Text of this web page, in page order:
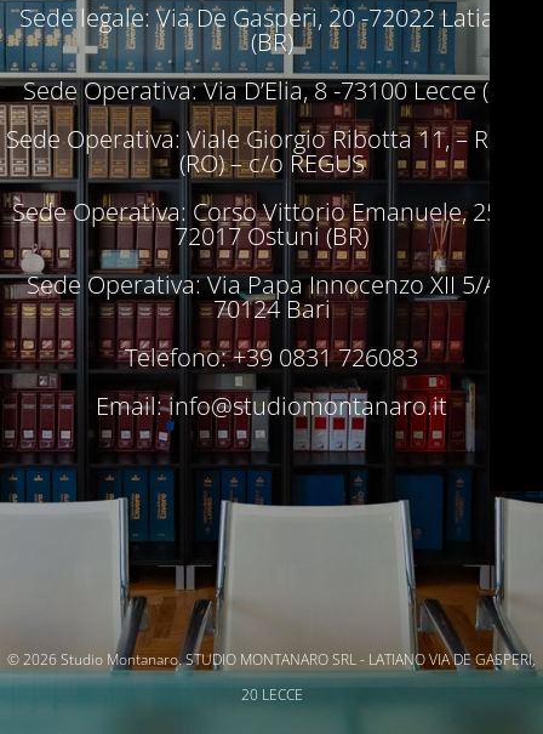
Sede legale: Via De Gasperi, 20 -72022 Latiano
(BR)
Sede Operativa: Via D’Elia, 8 -73100 Lecce (LE)
Sede Operativa: Viale Giorgio Ribotta 11, – Roma
(RO) – c/o REGUS
Sede Operativa: Corso Vittorio Emanuele, 250 –
72017 Ostuni (BR)
Sede Operativa: Via Papa Innocenzo XII 5/A –
70124 Bari
Telefono: +39 0831 726083
Email:info@studiomontanaro.it
© 2026 Studio Montanaro. STUDIO MONTANARO SRL - LATIANO VIA DE GASPERI,
20 LECCE